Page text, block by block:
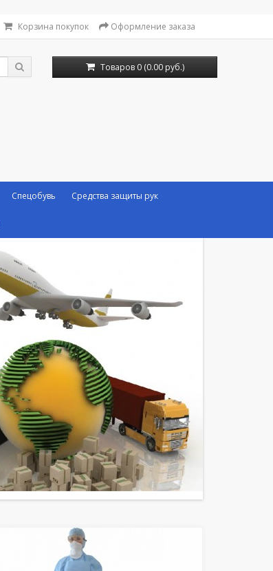
Корзина покупок Оформление заказа
Товаров 0 (0.00 руб.)
Спецобувь Средства защиты рук